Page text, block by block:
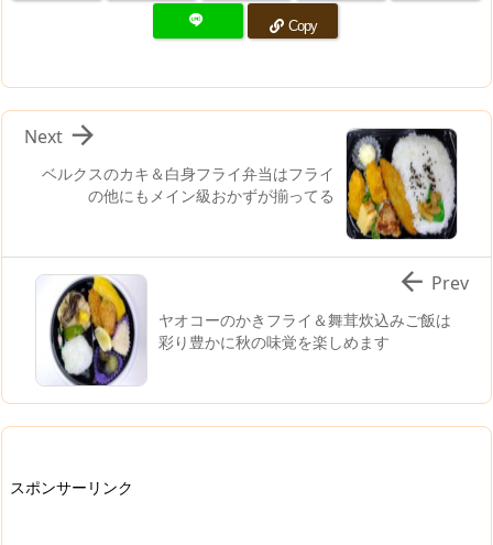
Copy
ベルクスのカキ＆白身フライ弁当はフライ
の他にもメイン級おかずが揃ってる

Next
ヤオコーのかきフライ＆舞茸炊込みご飯は
彩り豊かに秋の味覚を楽しめます
 Prev
スポンサーリンク